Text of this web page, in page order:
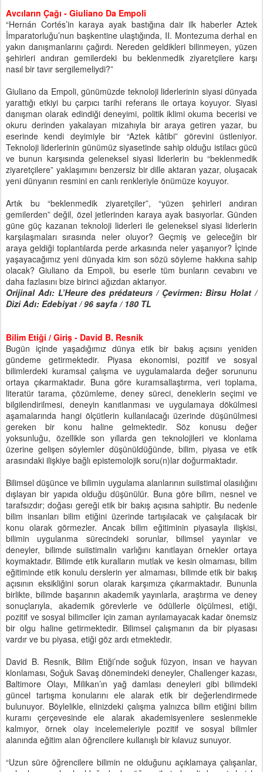
Avcıların Çağı - Giuliano Da Empoli
“Hernán Cortés’in karaya ayak bastığına dair ilk haberler Aztek
İmparatorluğu’nun başkentine ulaştığında, II. Montezuma derhal en
yakın danışmanlarını çağırdı. Nereden geldikleri bilinmeyen, yüzen
şehirleri andıran gemilerdeki bu beklenmedik ziyaretçilere karşı
nasıl bir tavır sergilemeliydi?”
Giuliano da Empoli, günümüzde teknoloji liderlerinin siyasi dünyada
yarattığı etkiyi bu çarpıcı tarihi referans ile ortaya koyuyor. Siyasi
danışman olarak edindiği deneyimi, politik iklimi okuma becerisi ve
okuru derinden yakalayan mizahıyla bir araya getiren yazar, bu
eserinde kendi deyimiyle bir “Aztek kâtibi” görevini üstleniyor.
Teknoloji liderlerinin günümüz siyasetinde sahip olduğu istilacı gücü
ve bunun karşısında geleneksel siyasi liderlerin bu “beklenmedik
ziyaretçilere” yaklaşımını benzersiz bir dille aktaran yazar, oluşacak
yeni dünyanın resmini en canlı renkleriyle önümüze koyuyor.
Artık bu “beklenmedik ziyaretçiler”, “yüzen şehirleri andıran
gemilerden” değil, özel jetlerinden karaya ayak basıyorlar. Günden
güne güç kazanan teknoloji liderleri ile geleneksel siyasi liderlerin
karşılaşmaları sırasında neler oluyor? Geçmiş ve geleceğin bir
araya geldiği toplantılarda perde arkasında neler yaşanıyor? İçinde
yaşayacağımız yeni dünyada kim son sözü söyleme hakkına sahip
olacak? Giuliano da Empoli, bu eserle tüm bunların cevabını ve
daha fazlasını bize birinci ağızdan aktarıyor.
Orijinal Adı: L’Heure des prédateurs / Çevirmen: Birsu Holat /
Dizi Adı: Edebiyat / 96 sayfa / 180 TL
Bilim Etiği / Giriş - David B. Resnik
Bugün içinde yaşadığımız dünya etik bir bakış açısını yeniden
gündeme getirmektedir. Piyasa ekonomisi, pozitif ve sosyal
bilimlerdeki kuramsal çalışma ve uygulamalarda değer sorununu
ortaya çıkarmaktadır. Buna göre kuramsallaştırma, veri toplama,
literatür tarama, çözümleme, deney süreci, deneklerin seçimi ve
bilgilendirilmesi, deneyin kanıtlanması ve uygulamaya dökülmesi
aşamalarında hangi ölçütlerin kullanılacağı üzerinde düşünülmesi
gereken bir konu haline gelmektedir. Söz konusu değer
yoksunluğu, özellikle son yıllarda gen teknolojileri ve klonlama
üzerine gelişen söylemler düşünüldüğünde, bilim, piyasa ve etik
arasındaki ilişkiye bağlı epistemolojik soru(n)lar doğurmaktadır.
Bilimsel düşünce ve bilimin uygulama alanlarının suiistimal olasılığını
dışlayan bir yapıda olduğu düşünülür. Buna göre bilim, nesnel ve
tarafsızdır; doğası gereği etik bir bakış açısına sahiptir. Bu nedenle
bilim insanları bilim etiğini üzerinde tartışılacak ve çalışılacak bir
konu olarak görmezler. Ancak bilim eğitiminin piyasayla ilişkisi,
bilimin uygulanma sürecindeki sorunlar, bilimsel yayınlar ve
deneyler, bilimde suiistimalin varlığını kanıtlayan örnekler ortaya
koymaktadır. Bilimde etik kuralların mutlak ve kesin olmaması, bilim
eğitiminde etik konulu derslerin yer almaması, bilimde etik bir bakış
açısının eksikliğini sorun olarak karşımıza çıkarmaktadır. Bununla
birlikte, bilimde başarının akademik yayınlarla, araştırma ve deney
sonuçlarıyla, akademik görevlerle ve ödüllerle ölçülmesi, etiği,
pozitif ve sosyal bilimciler için zaman ayrılamayacak kadar önemsiz
bir olgu haline getirmektedir. Bilimsel çalışmanın da bir piyasası
vardır ve bu piyasa, etiği göz ardı etmektedir.
David B. Resnik, Bilim Etiği’nde soğuk füzyon, insan ve hayvan
klonlaması, Soğuk Savaş dönemindeki deneyler, Challenger kazası,
Baltimore Olayı, Milikan’ın yağ damlası deneyleri gibi bilimdeki
güncel tartışma konularını ele alarak etik bir değerlendirmede
bulunuyor. Böylelikle, elinizdeki çalışma yalnızca bilim etiğini bilim
kuramı çerçevesinde ele alarak akademisyenlere seslenmekle
kalmıyor, örnek olay incelemeleriyle pozitif ve sosyal bilimler
alanında eğitim alan öğrencilere kullanışlı bir kılavuz sunuyor.
“Uzun süre öğrencilere bilimin ne olduğunu açıklamaya çalışanlar,